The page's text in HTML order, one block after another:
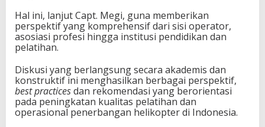
Hal ini, lanjut Capt. Megi, guna memberikan
perspektif yang komprehensif dari sisi operator,
asosiasi profesi hingga institusi pendidikan dan
pelatihan.
Diskusi yang berlangsung secara akademis dan
konstruktif ini menghasilkan berbagai perspektif,
best practicesdan rekomendasi yang berorientasi
pada peningkatan kualitas pelatihan dan
operasional penerbangan helikopter di Indonesia.